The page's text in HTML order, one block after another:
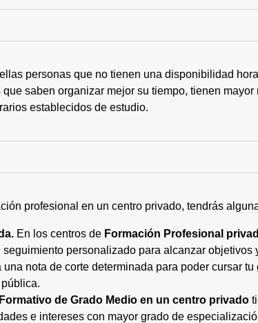
personas que no tienen una disponibilidad
saben organizar mejor su tiempo, tienen
establecidos de estudio.
profesional en un centro privado, tendrás
En los centros de Formación Profesional
personalizado para alcanzar objetivos
nota de corte determinada para poder cursar tu
de Grado Medio en un centro privado
e intereses con mayor grado de